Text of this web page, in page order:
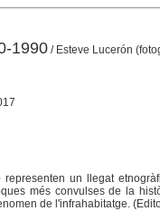
1990/ Esteve Lucerón
un llegat
més convulses de la
de l'infrahabitatge.